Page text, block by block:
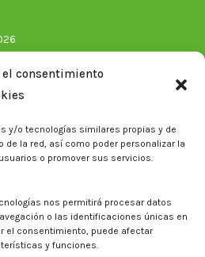
el consentimiento
y/o tecnologías similares propias y de
de la red, así como poder personalizar la
o promover sus servicios.
nos permitirá procesar datos
o las identificaciones únicas en
el consentimiento, puede afectar
y funciones.